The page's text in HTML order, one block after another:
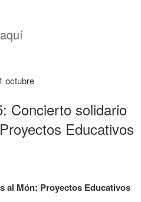
Concierto solidario
Educativos
al Món: Proyectos Educativos